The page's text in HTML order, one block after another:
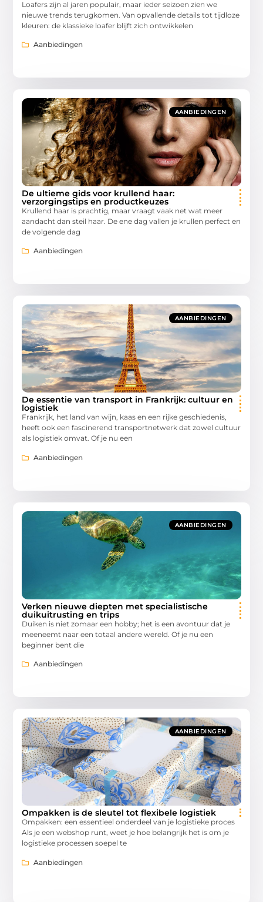
Loafers zijn al jaren populair, maar ieder seizoen zien we
nieuwe trends terugkomen. Van opvallende details tot tijdloze
kleuren: de klassieke loafer blijft zich ontwikkelen
Aanbiedingen
AANBIEDINGEN
De ultieme gids voor krullend haar:
verzorgingstips en productkeuzes
Krullend haar is prachtig, maar vraagt vaak net wat meer
aandacht dan steil haar. De ene dag vallen je krullen perfect en
de volgende dag
Aanbiedingen
AANBIEDINGEN
De essentie van transport in Frankrijk: cultuur en
logistiek
Frankrijk, het land van wijn, kaas en een rijke geschiedenis,
heeft ook een fascinerend transportnetwerk dat zowel cultuur
als logistiek omvat. Of je nu een
Aanbiedingen
AANBIEDINGEN
Verken nieuwe diepten met specialistische
duikuitrusting en trips
Duiken is niet zomaar een hobby; het is een avontuur dat je
meeneemt naar een totaal andere wereld. Of je nu een
beginner bent die
Aanbiedingen
AANBIEDINGEN
Ompakken is de sleutel tot flexibele logistiek
Ompakken: een essentieel onderdeel van je logistieke proces
Als je een webshop runt, weet je hoe belangrijk het is om je
logistieke processen soepel te
Aanbiedingen